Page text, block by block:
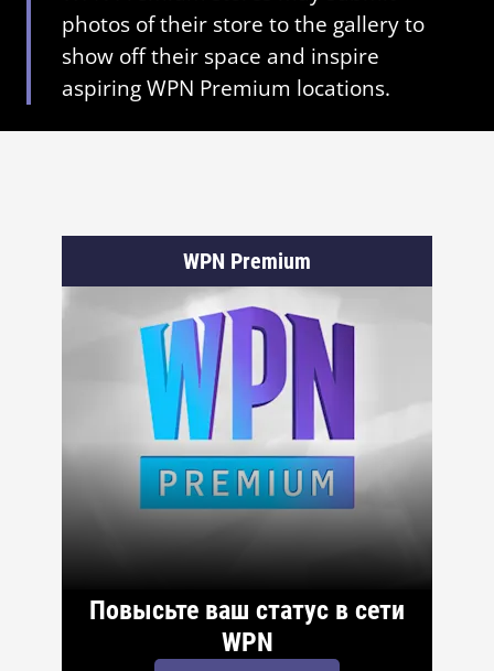
photos of their store to the gallery to
show off their space and inspire
aspiring WPN Premium locations.
WPN Premium
Повысьте ваш статус в сети
WPN